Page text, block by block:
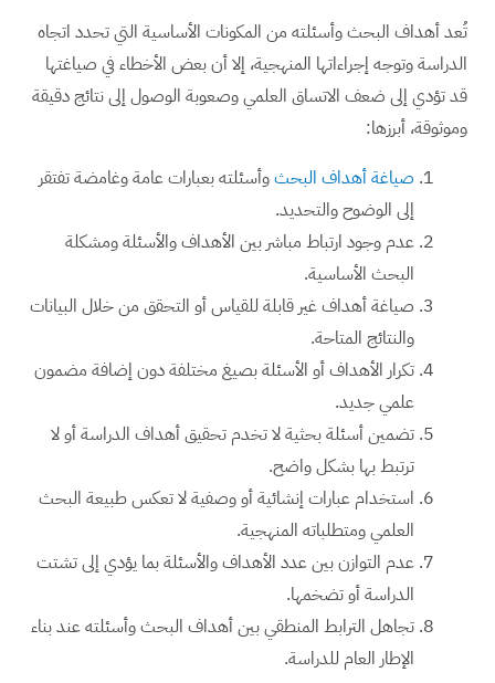
تُعد أهداف البحث وأسئلته من المكونات الأساسية التي تحدد اتجاه
الدراسة وتوجه إجراءاتها المنهجية، إلا أن بعض الأخطاء في صياغتها
قد تؤدي إلى ضعف الاتساق العلمي وصعوبة الوصول إلى نتائج دقيقة
وموثوقة، أبرزها:
صياغة أهداف البحثوأسئلته بعبارات عامة وغامضة تفتقر
إلى الوضوح والتحديد.
عدم وجود ارتباط مباشر بين الأهداف والأسئلة ومشكلة
البحث الأساسية.
صياغة أهداف غير قابلة للقياس أو التحقق من خلال البيانات
والنتائج المتاحة.
تكرار الأهداف أو الأسئلة بصيغ مختلفة دون إضافة مضمون
علمي جديد.
تضمين أسئلة بحثية لا تخدم تحقيق أهداف الدراسة أو لا
ترتبط بها بشكل واضح.
استخدام عبارات إنشائية أو وصفية لا تعكس طبيعة البحث
العلمي ومتطلباته المنهجية.
عدم التوازن بين عدد الأهداف والأسئلة بما يؤدي إلى تشتت
الدراسة أو تضخمها.
تجاهل الترابط المنطقي بين أهداف البحث وأسئلته عند بناء
الإطار العام للدراسة.